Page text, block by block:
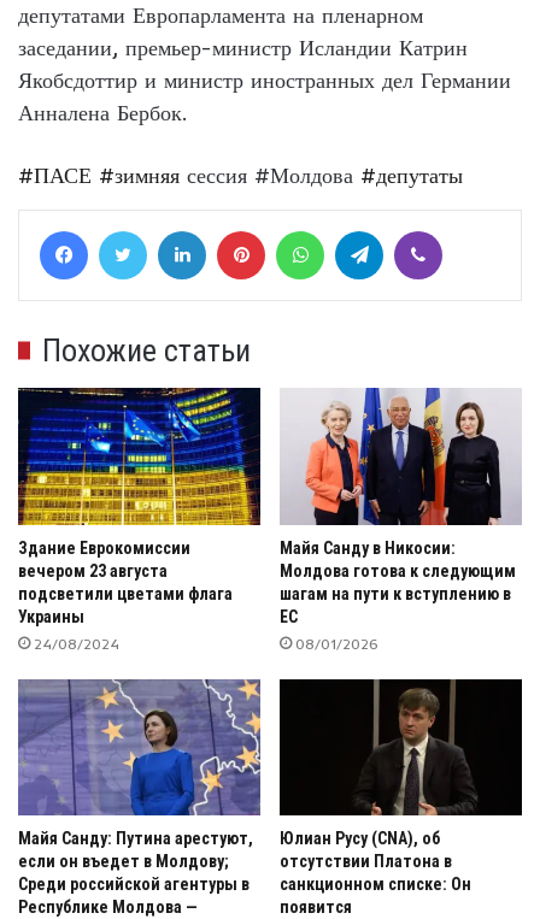
депутатами Европарламента на пленарном
заседании, премьер-министр Исландии Катрин
Якобсдоттир и министр иностранных дел Германии
Анналена Бербок.
#ПАСЕ #зимняя сессия #Молдова #депутаты
FacebookTwitter LinkedIn Pinterest WhatsAppTelegram
Похожие статьи
Здание Еврокомиссии
вечером 23 августа
подсветили цветами флага
Украины
24/08/2024
Майя Санду в Никосии:
Молдова готова к следующим
шагам на пути к вступлению в
ЕС
08/01/2026
Майя Санду: Путина арестуют,
если он въедет в Молдову;
Среди российской агентуры в
Республике Молдова —
Юлиан Русу (CNA), об
отсутствии Платона в
санкционном списке: Он
появится